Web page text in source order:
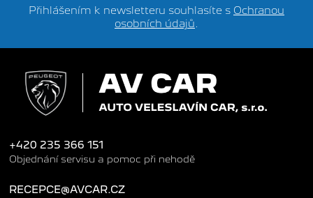
Přihlášením k newsletteru souhlasíte s Ochranou
osobních údajů.
+420 235 366 151
Objednání servisu a pomoc při nehodě
RECEPCE@AVCAR.CZ